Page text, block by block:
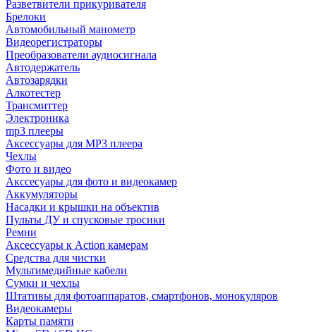
Разветвители прикуривателя
Брелоки
Автомобильный манометр
Видеорегистраторы
Преобразователи аудиосигнала
Автодержатель
Автозарядки
Алкотестер
Трансмиттер
Электроника
mp3 плееры
Аксессуары для MP3 плеера
Чехлы
Фото и видео
Акссесуары для фото и видеокамер
Аккумуляторы
Насадки и крышки на объектив
Пульты ДУ и спусковые тросики
Ремни
Аксессуары к Action камерам
Средства для чистки
Мультимедийные кабели
Сумки и чехлы
Штативы для фотоаппаратов, смартфонов, монокуляров
Видеокамеры
Карты памяти